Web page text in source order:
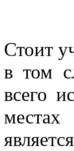
Стоит
в том
всего